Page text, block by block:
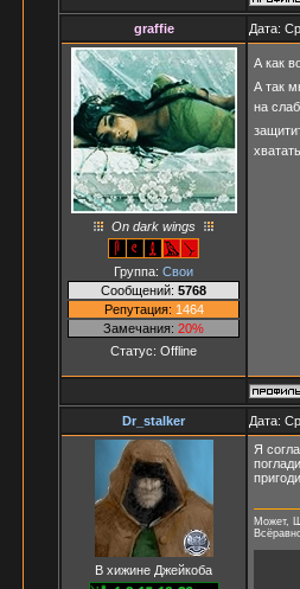
graffie Дата:
On dark wings
Группа: Свои
Сообщений: 5768
Репутация: 1464
Замечания: 20%
Статус: Offline
А как
А так
на
Dr_stalker Дата:
В хижине Джейкоба
Я
Может,